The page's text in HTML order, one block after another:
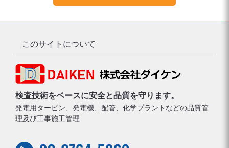
このサイトについて
検査技術をベースに安全と品質を守ります。
発電用タービン、発電機、配管、化学プラントなどの品質管
理及び工事施工管理